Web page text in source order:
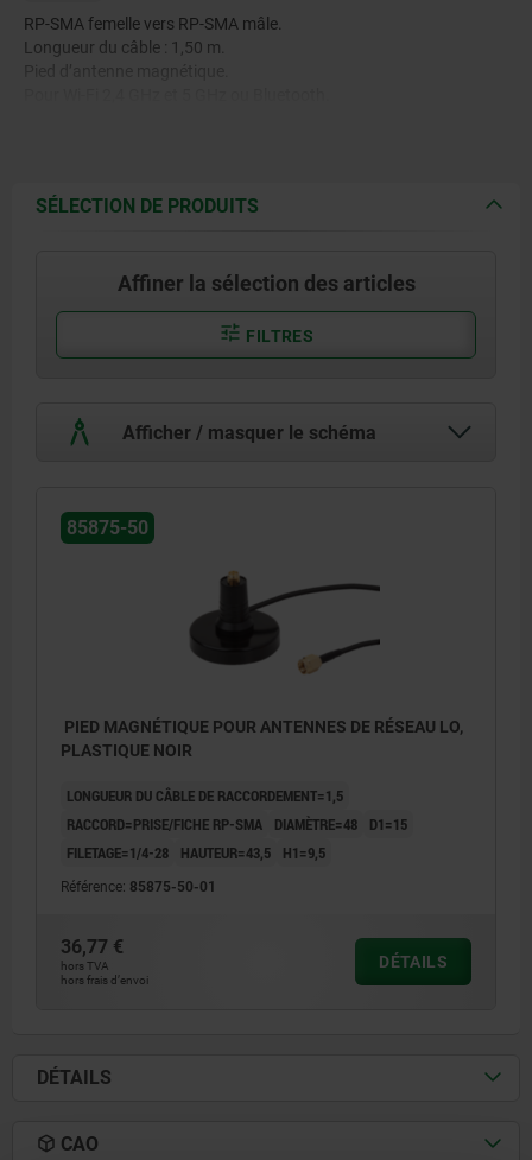
RP-SMA femelle vers RP-SMA mâle.
Longueur du câble : 1,50 m.
SÉLECTION DE PRODUITS
Affiner la sélection des articles
FILTRES
Afficher / masquer le schéma
85875-50
PIED MAGNÉTIQUE POUR ANTENNES DE RÉSEAU LO,
PLASTIQUE NOIR
LONGUEUR DU CÂBLE DE RACCORDEMENT=1,5
RACCORD=PRISE/FICHE RP-SMA
DIAMÈTRE=48
D1=15
FILETAGE=1/4-28
HAUTEUR=43,5 H1=9,5
Référence: 85875-50-01
36,77 €
hors TVA
hors frais d’envoi
DÉTAILS
DÉTAILS
CAO